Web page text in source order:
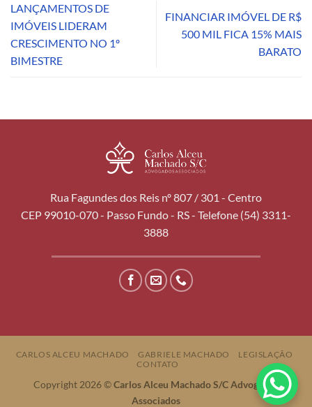
LANÇAMENTOS DE
IMÓVEIS LIDERAM
CRESCIMENTO NO 1º
BIMESTRE
FINANCIAR IMÓVEL DE R$
500 MIL FICA 15% MAIS
BARATO
Rua Fagundes dos Reis nº 807 / 301 - Centro
CEP 99010-070 - Passo Fundo - RS - Telefone (54) 3311-
3888
CARLOS ALCEU MACHADO GABRIELE MACHADO
LEGISLAÇÃO
CONTATO
Copyright 2026 ©Carlos Alceu Machado S/C Advogados
Associados